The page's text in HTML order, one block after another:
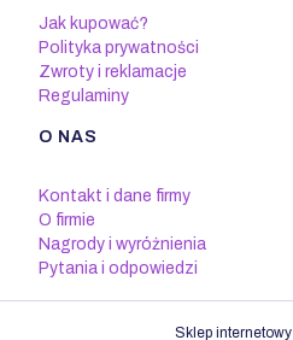
Jak kupować?
Polityka prywatności
Zwroty i reklamacje
Regulaminy
O NAS
Kontakt i dane firmy
O firmie
Nagrody i wyróżnienia
Pytania i odpowiedzi
Sklep internetowy